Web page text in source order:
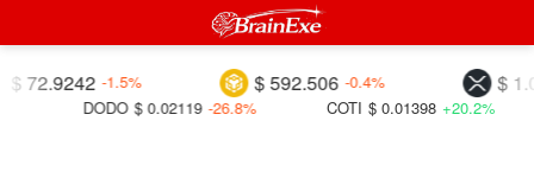
$
$ 592.506 -0.4%
-1.5%
$ 0.01398 +20.2%
$ 0.02119 -26.8%